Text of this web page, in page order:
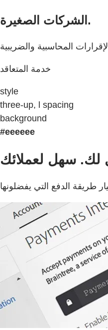
الشركات الصغيرة.
الإقرارات المحاسبية والضريبية
خدمة المتعاقد
style
three-up, l spacing
background
#eeeeee